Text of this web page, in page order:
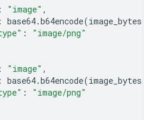
: "image" ,
: base64.b64encode(image_bytes
:
"image/png"
: "image" ,
: base64.b64encode(image_bytes
:
"image/png"